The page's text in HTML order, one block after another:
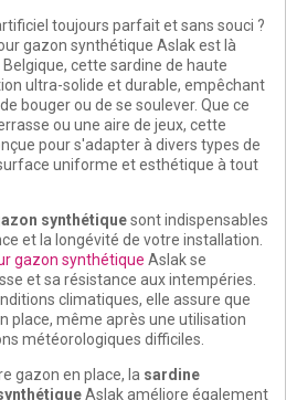
toujours parfait et sans souci ?
gazon synthétique Aslak est là
cette sardine de haute
ultra-solide et durable, empêchant
bouger ou de se soulever. Que ce
ou une aire de jeux, cette
pour s'adapter à divers types de
uniforme et esthétique à tout
synthétiquesont indispensables
et la longévité de votre installation.
gazon synthétique Aslak se
et sa résistance aux intempéries.
climatiques, elle assure que
place, même après une utilisation
météorologiques difficiles.
gazon en place, la sardine
Aslak améliore également